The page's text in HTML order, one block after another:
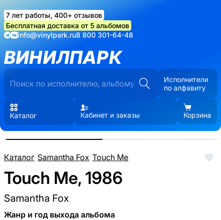
7 лет работы, 400+ отзывов
Бесплатная доставка от 5 альбомов
info@vinylpark.ru8 800 301-64-48
ВИНИЛПАРК
Исполнители
по алфавиту
Каталог Кабинет и заказы Корзина
Каталог/Samantha Fox/Touch Me
Touch Me, 1986
Samantha Fox
Жанр и год выхода альбома
Реальные фото пластинки.
Нажмите, чтобы увеличить